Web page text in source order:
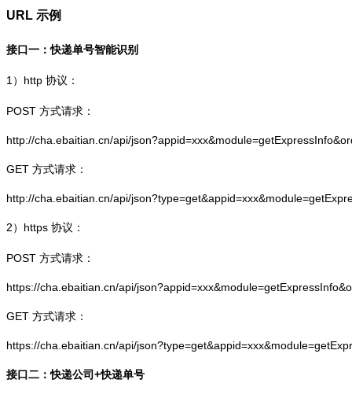
URL 示例
接口一：快递单号智能识别
1） http 协议：
POST 方式请求：
http://cha.ebaitian.cn/api/
GET 方式请求：
http://cha.ebaitian.cn/api/
2） https 协议：
POST 方式请求：
https://cha.ebaitian.cn/api/
GET 方式请求：
https://cha.ebaitian.cn/api/
接口二：快递公司+快递单号